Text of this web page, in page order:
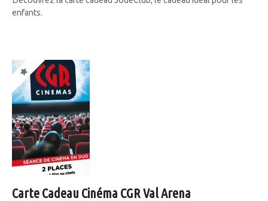
enfants.
Carte Cadeau Cinéma CGR Val Arena